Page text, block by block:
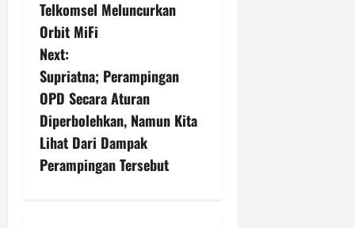
s
t
n
a
v
i
Telkomsel Meluncurkan
Orbit MiFi
Next:
Supriatna; Perampingan
OPD Secara Aturan
Diperbolehkan, Namun Kita
Lihat Dari Dampak
Perampingan Tersebut